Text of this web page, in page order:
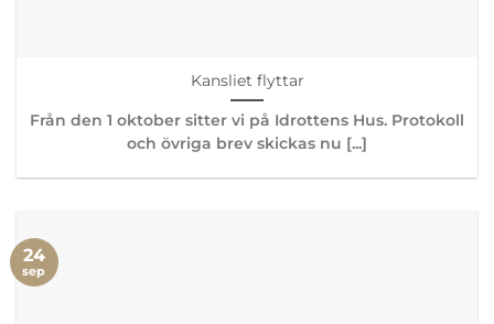
Kansliet flyttar
Från den 1 oktober sitter vi på Idrottens Hus. Protokoll
och övriga brev skickas nu [...]
24
sep